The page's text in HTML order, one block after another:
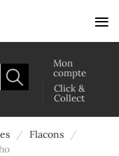
Mon
compte
Click &
Collect
/ Flacons
/
≡